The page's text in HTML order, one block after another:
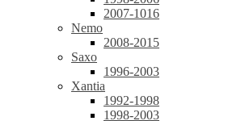
2007-1016
Nemo
2008-2015
Saxo
1996-2003
Xantia
1992-1998
1998-2003